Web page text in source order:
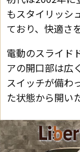
もスタイリッシ
ており、快適さ
電動のスライド
アの開口部は広
スイッチが備わ
た状態から開い